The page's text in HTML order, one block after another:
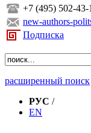
+7 (495) 502-43-
new-authors-
Подписка
расширенный поиск
РУС /
EN